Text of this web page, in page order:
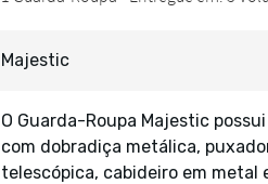
Majestic
O Guarda-Roupa Majestic
com dobradiça metálica,
telescópica, cabideiro em metal